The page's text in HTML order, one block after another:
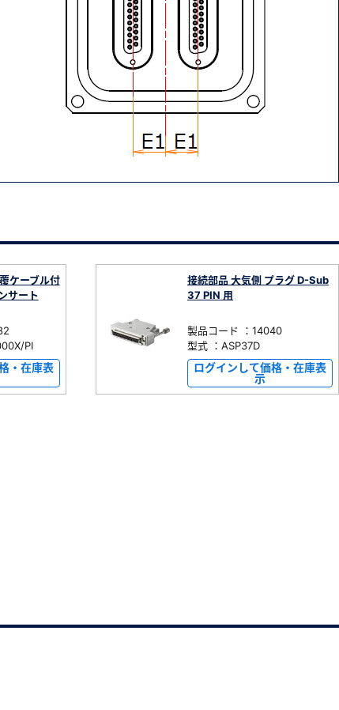
ケーブル付
サート
PI
・在庫表
接続部品 大気側 プラグ D-Sub
37 PIN 用
製品コード ：14040
型式 ：ASP37D
ログインして価格・在庫表
示